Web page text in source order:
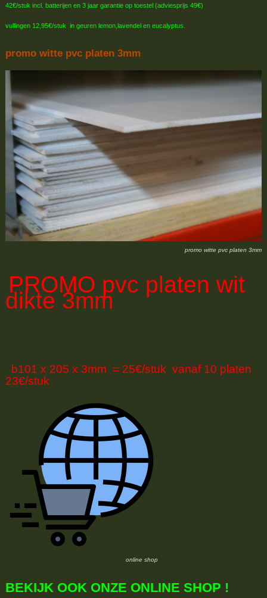
42€/stuk incl. batterijen en 3 jaar garantie op toestel (adviesprijs 49€)
vullingen 12,95€/stuk in geuren lemon,lavendel en eucalyptus.
promo witte pvc platen 3mm
promo witte pvc platen 3mm
PROMO pvc platen wit
dikte 3mm
b101 x 205 x 3mm = 25€/stuk vanaf 10 platen
23€/stuk
online shop
BEKIJK OOK ONZE ONLINE SHOP !